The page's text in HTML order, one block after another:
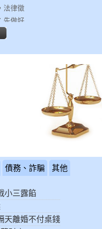
法律徵
先做好
你這
進行
?
協助
債務、詐騙 其他
小三露餡
天離婚不付桌錢